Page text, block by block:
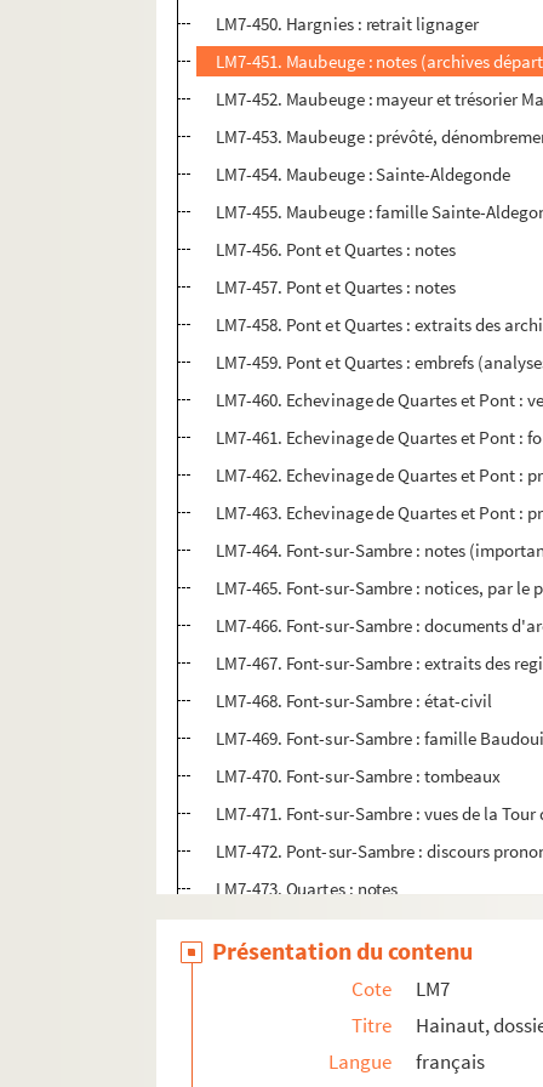
LM7-450. Hargnies : retrait lignager
LM7-451. Maubeuge : notes (archives
LM7-452. Maubeuge : mayeur et trésorier
LM7-453. Maubeuge : prévôté,
LM7-454. Maubeuge : Sainte-Aldegonde
LM7-455. Maubeuge : famille Sainte-
LM7-456. Pont et Quartes : notes
LM7-457. Pont et Quartes : notes
LM7-458. Pont et Quartes : extraits des
LM7-459. Pont et Quartes : embrefs
LM7-460. Echevinage de Quartes et Pont :
LM7-461. Echevinage de Quartes et Pont :
LM7-462. Echevinage de Quartes et Pont :
LM7-463. Echevinage de Quartes et Pont :
LM7-464. Font-sur-Sambre : notes
LM7-465. Font-sur-Sambre : notices, par le
LM7-466. Font-sur-Sambre : documents
LM7-467. Font-sur-Sambre : extraits des
LM7-468. Font-sur-Sambre : état-civil
LM7-469. Font-sur-Sambre : famille
LM7-470. Font-sur-Sambre : tombeaux
LM7-471. Font-sur-Sambre : vues de la Tour
LM7-472. Pont-sur-Sambre : discours
LM7-473. Quartes : notes
LM7-474. Quartes : notes sur Escanaffles,
LM7-475. Quartes : vues, écluses, église,
LM7-476. Quartes : dépouillement des
LM7-477. Quartes : militaire
LM7-478. Quartes : loi communale
Présentation du contenu
Cote
LM7
Titre
Hainaut,
Langue
français